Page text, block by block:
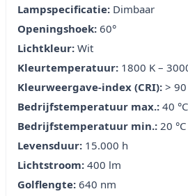
Lampspecificatie: Dimbaar
Openingshoek: 60°
Lichtkleur: Wit
Kleurtemperatuur: 1800 K –
Kleurweergave-index (CRI): > 90
Bedrijfstemperatuur max.: 40 °C
Bedrijfstemperatuur min.: 20 °C
Levensduur: 15.000 h
Lichtstroom: 400 lm
Golflengte: 640 nm